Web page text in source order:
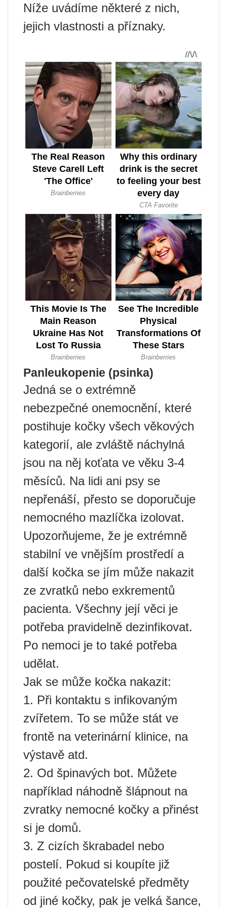
Níže uvádíme některé z nich,
jejich vlastnosti a příznaky.
Panleukopenie (psinka)
Jedná se o extrémně
nebezpečné onemocnění, které
postihuje kočky všech věkových
kategorií, ale zvláště náchylná
jsou na něj koťata ve věku 3-4
měsíců. Na lidi ani psy se
nepřenáší, přesto se doporučuje
nemocného mazlíčka izolovat.
Upozorňujeme, že je extrémně
stabilní ve vnějším prostředí a
další kočka se jím může nakazit
ze zvratků nebo exkrementů
pacienta. Všechny její věci je
potřeba pravidelně dezinfikovat.
Po nemoci je to také potřeba
udělat.
Jak se může kočka nakazit:
1. Při kontaktu s infikovaným
zvířetem. To se může stát ve
frontě na veterinární klinice, na
výstavě atd.
2. Od špinavých bot. Můžete
například náhodně šlápnout na
zvratky nemocné kočky a přinést
si je domů.
3. Z cizích škrabadel nebo
postelí. Pokud si koupíte již
použité pečovatelské předměty
od jiné kočky, pak je velká šance,